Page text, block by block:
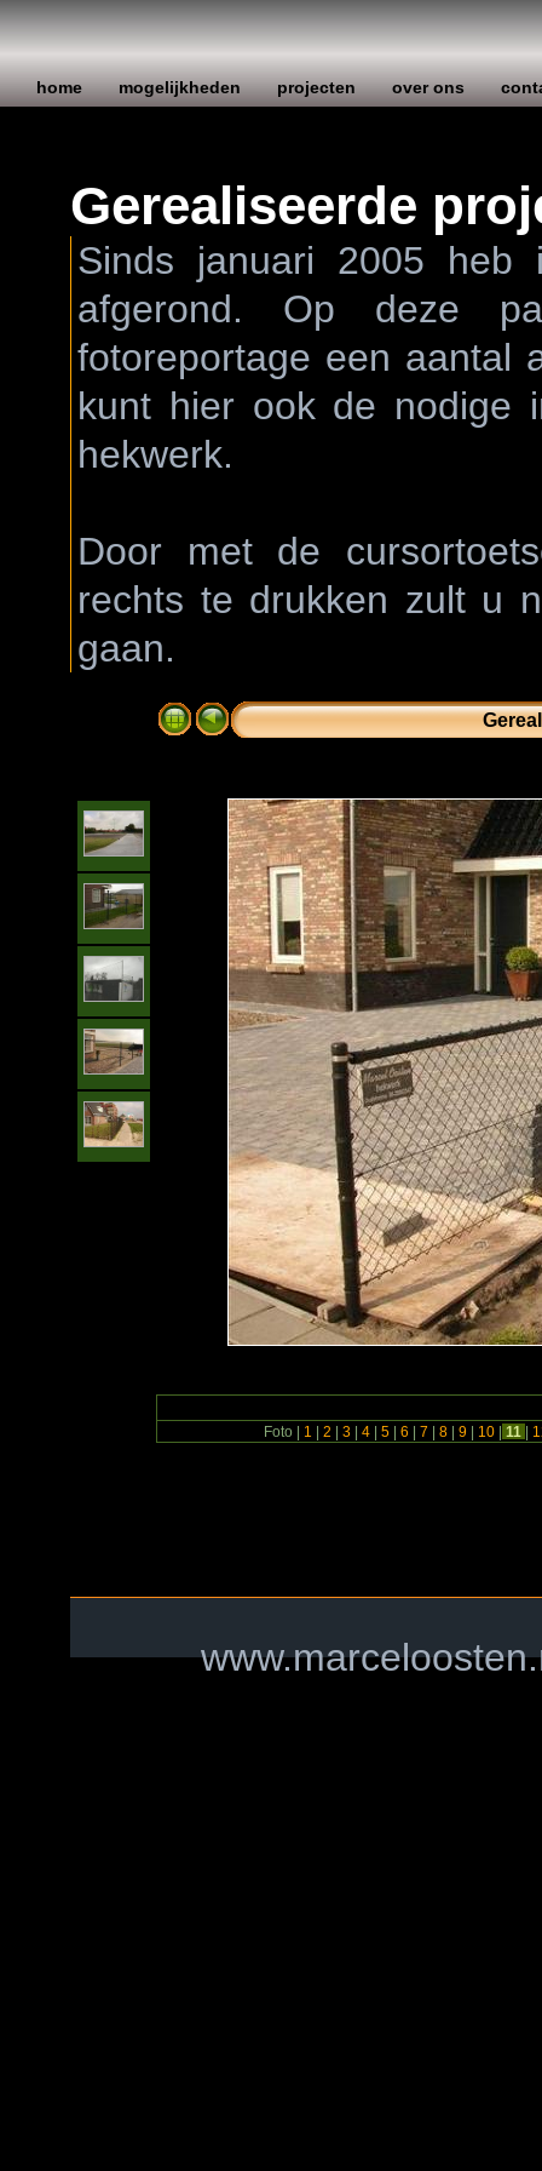
home mogelijkheden projecten over ons
Gerealiseerde
Sinds januari 2005
afgerond. Op deze
fotoreportage een aantal
kunt hier ook de nodige
hekwerk.
Door met de
rechts te drukken zult u
gaan.
Foto | 1 | 2 | 3 | 4 | 5 | 6 | 7 | 8 | 9 | 10 | 11 |